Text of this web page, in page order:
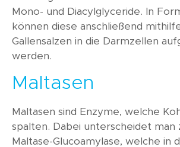
Mono- und Diacylglyceride. In
können diese anschließend
Gallensalzen in die Darmzellen
werden.
Maltasen
Maltasen sind Enzyme, welche
spalten. Dabei unterscheidet man
Maltase-Glucoamylase, welche in